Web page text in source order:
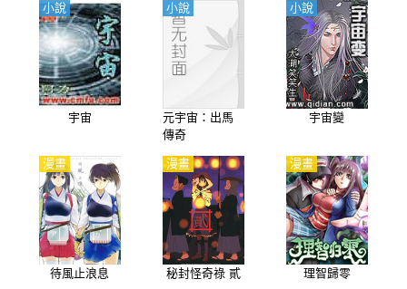
宇宙
小說
元宇宙：出馬
傳奇
小說
宇宙變
小說
待風止浪息
漫畫
秘封怪奇祿 貳
漫畫
理智歸零
漫畫